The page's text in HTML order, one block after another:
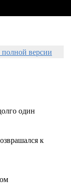
полной версии
один
к